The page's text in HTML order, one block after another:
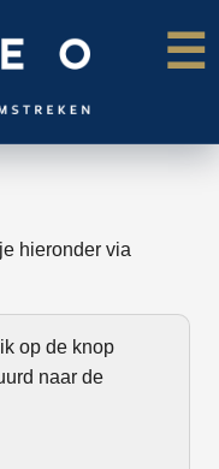
☰
hieronder via
op de knop
naar de